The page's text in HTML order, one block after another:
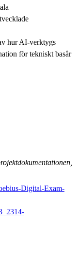
hur AI-verktygs
för tekniskt basår
Digital-Exam-